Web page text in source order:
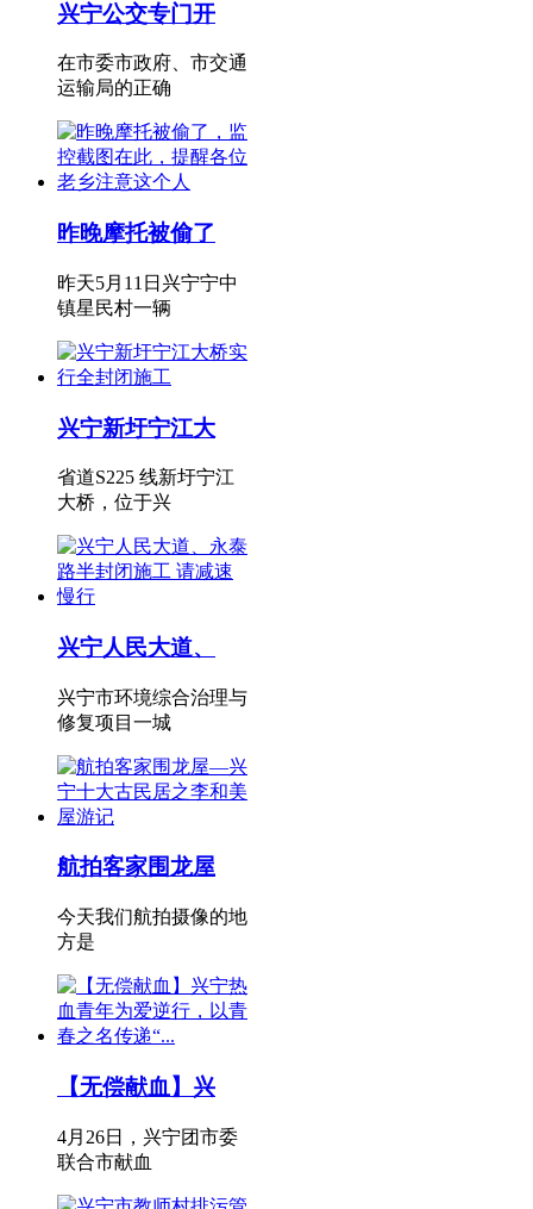
兴宁公交专门开
在市委市政府、市交通
运输局的正确
昨晚摩托被偷了
昨天5月11日兴宁宁中
镇星民村一辆
兴宁新圩宁江大
省道S225 线新圩宁江
大桥，位于兴
兴宁人民大道、
兴宁市环境综合治理与
修复项目一城
航拍客家围龙屋
今天我们航拍摄像的地
方是
【无偿献血】兴
4月26日，兴宁团市委
联合市献血